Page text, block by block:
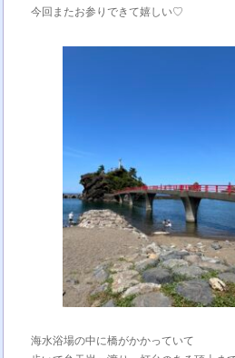
今回またお参りできて嬉しい♡
海水浴場の中に橋がかかっていて